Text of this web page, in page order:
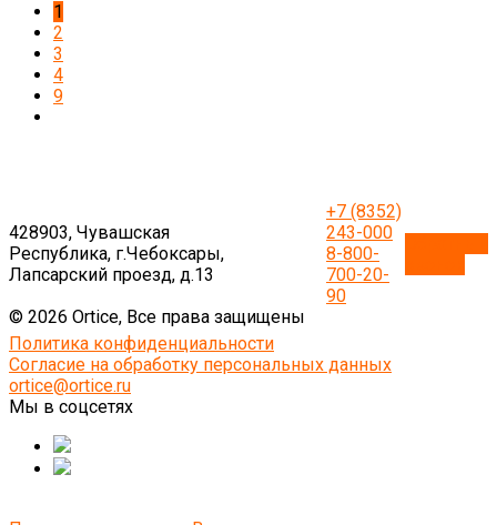
1
2
3
4
9
428903, Чувашская
Республика, г.Чебоксары,
Лапсарский проезд, д.13
+7 (8352)
243-000
8-800-
700-20-
90
© 2026 Ortice, Все права защищены
Политика конфиденциальности
Согласие на обработку персональных данных
ortice@ortice.ru
Мы в соцсетях